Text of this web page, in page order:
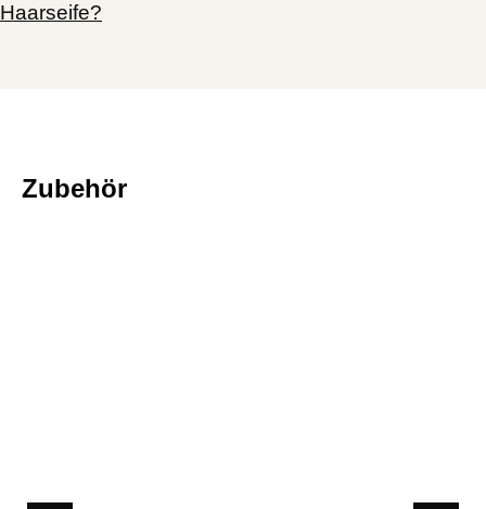
Haarseife?
Zubehör